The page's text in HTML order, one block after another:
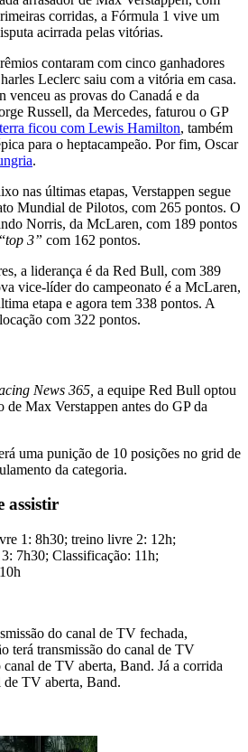
corridas, a Fórmula 1 vive um
acirrada pelas vitórias.
contaram com cinco ganhadores
Leclerc saiu com a vitória em casa.
venceu as provas do Canadá e da
Russell, da Mercedes, faturou o GP
ficou com Lewis Hamilton, também
para o heptacampeão. Por fim, Oscar
.
nas últimas etapas, Verstappen segue
Mundial de Pilotos, com 265 pontos. O
Norris, da McLaren, com 189 pontos
top 3” com 162 pontos.
a liderança é da Red Bull, com 389
vice-líder do campeonato é a McLaren,
etapa e agora tem 338 pontos. A
com 322 pontos.
News 365, a equipe Red Bull optou
Max Verstappen antes do GP da
uma punição de 10 posições no grid de
da categoria.
assistir
1: 8h30; treino livre 2: 12h;
7h30; Classificação: 11h;
do canal de TV fechada,
terá transmissão do canal de TV
de TV aberta, Band. Já a corrida
de TV aberta, Band.